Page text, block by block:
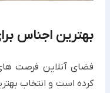
بهترین اجناس
فضای آنلاین فرصت
کرده است و انتخاب